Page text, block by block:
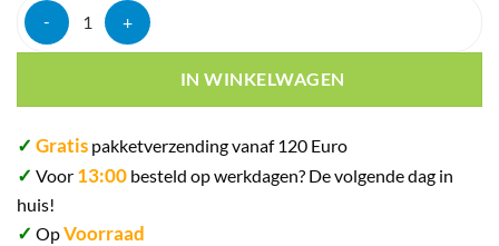
Thomas labille chablis classic chardonnay franse witte wijn 12,5%
IN WINKELWAGEN
✓ Gratis pakketverzending vanaf 120 Euro
✓ Voor 13:00 besteld op werkdagen? De volgende dag in
huis!
✓ OpVoorraad